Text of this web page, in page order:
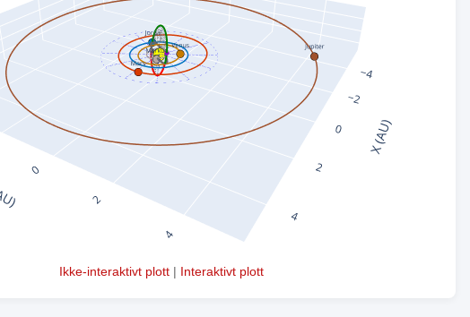
Ikke-interaktivt plott | Interaktivt plott